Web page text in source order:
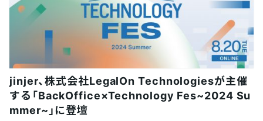
jinjer、株式会社LegalOn Technologiesが主催
する「BackOffice×Technology Fes~2024 Su
mmer~」に登壇